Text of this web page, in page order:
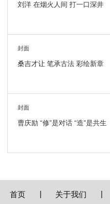
刘洋 在烟火人间 打一口深井
封面
桑吉才让 笔承古法 彩绘新章
封面
曹庆励 “修”是对话 “造”是共生
首页 关于我们